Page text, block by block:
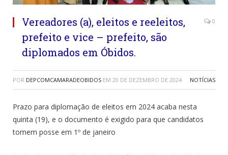
Vereadores (a), eleitos e reeleitos,
prefeito e vice – prefeito, são
diplomados em Óbidos.
0
POR DEPCOMCAMARADEOBIDOS EM 20 DE DEZEMBRO DE 2024 NOTÍCIAS
Prazo para diplomação de eleitos em 2024 acaba nesta
quinta (19), e o documento é exigido para que candidatos
tomem posse em 1º de janeiro